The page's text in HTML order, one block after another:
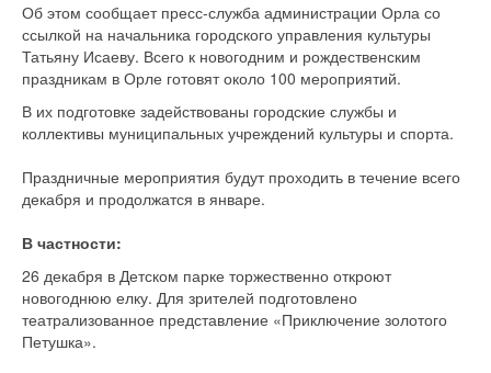
Об этом сообщает пресс-служба администрации Орла со
ссылкой на начальника городского управления культуры
Татьяну Исаеву. Всего к новогодним и рождественским
праздникам в Орле готовят около 100 мероприятий.
В их подготовке задействованы городские службы и
коллективы муниципальных учреждений культуры и спорта.
Праздничные мероприятия будут проходить в течение всего
декабря и продолжатся в январе.
В частности:
26 декабря в Детском парке торжественно откроют
новогоднюю елку. Для зрителей подготовлено
театрализованное представление «Приключение золотого
Петушка».